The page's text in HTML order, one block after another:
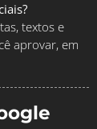
textos e
aprovar, em